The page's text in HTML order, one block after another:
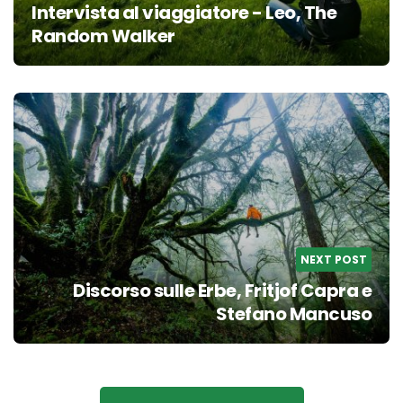
Intervista al viaggiatore - Leo, The
Random Walker
NEXT POST
Discorso sulle Erbe, Fritjof Capra e
Stefano Mancuso